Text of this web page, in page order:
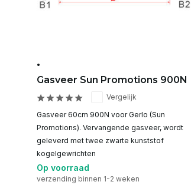
•
Gasveer Sun Promotions 900N
Vergelijk
Gasveer 60cm 900N voor Gerlo (Sun
Promotions). Vervangende gasveer, wordt
geleverd met twee zwarte kunststof
kogelgewrichten
Op voorraad
verzending binnen 1-2 weken